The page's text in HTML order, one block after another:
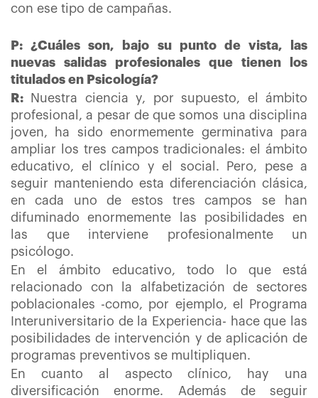
con ese tipo de campañas.
P: ¿Cuáles son, bajo su punto de vista, las
nuevas salidas profesionales que tienen los
titulados en Psicología?
R: Nuestra ciencia y, por supuesto, el ámbito
profesional, a pesar de que somos una disciplina
joven, ha sido enormemente germinativa para
ampliar los tres campos tradicionales: el ámbito
educativo, el clínico y el social. Pero, pese a
seguir manteniendo esta diferenciación clásica,
en cada uno de estos tres campos se han
difuminado enormemente las posibilidades en
las que interviene profesionalmente un
psicólogo.
En el ámbito educativo, todo lo que está
relacionado con la alfabetización de sectores
poblacionales -como, por ejemplo, el Programa
Interuniversitario de la Experiencia- hace que las
posibilidades de intervención y de aplicación de
programas preventivos se multipliquen.
En cuanto al aspecto clínico, hay una
diversificación enorme. Además de seguir